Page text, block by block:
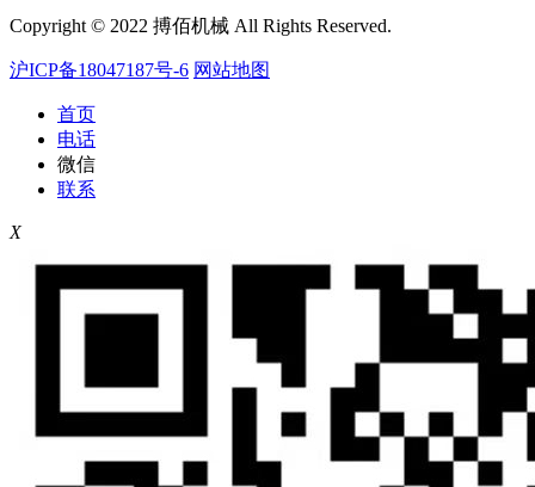
Copyright © 2022 搏佰机械 All Rights Reserved.
沪ICP备18047187号-6 网站地图
首页
电话
微信
联系
X